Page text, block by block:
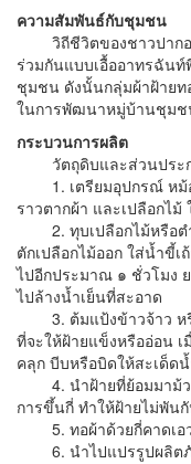
ความสัมพันธ์กับชุมชน
วิถีชีวิตของชาวปากอเ
ร่วมกันแบบเอื้ออาทรฉัน
ชุมชน ดังนั้นกลุ่มผ้าฝ้ายท
ในการพัฒนาหมู่บ้านชุมช
กระบวนการผลิต
วัตถุดิบและส่วนประ
1. เตรียมอุปกรณ์ หม้อ
ราวตากผ้า และเปลือกไ
2. ทุบเปลือกไม้หรือตำ
ตักเปลือกไม้ออก ใส่น้ำขี้
ไปอีกประมาณ ๑ ชั่วโมง
ไปล้างน้ำเย็นที่สะอาด
3. ต้มแป้งข้าวจ้าว ห
ที่จะให้ฝ้ายแข็งหรืออ่อน เ
คลุก บีบหรือบิดให้สะเด็ด
4. นำฝ้ายที่ย้อมมาม้วน
การขึ้นกี่ ทำให้ฝ้ายไม่พัน
5. ทอผ้าด้วยกี่คาดเอ
6. นำไปแปรรูปผลิตภั